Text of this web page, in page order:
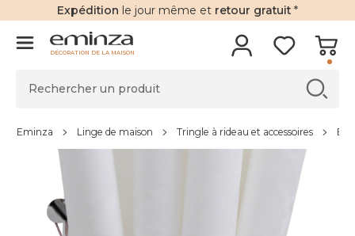
Expédition le jour même et retour gratuit *
DÉCORATION DE LA MAISON
Eminza Linge de maison Tringle à rideau et accessoires